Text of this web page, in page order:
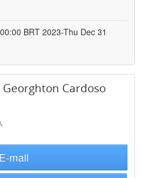
BRT 2023-Thu Dec 31
Cardoso
E-mail